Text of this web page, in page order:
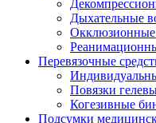
Дыхательные
Окклюзионные
Перевязочные
Повязки
Когезивные
Подсумки